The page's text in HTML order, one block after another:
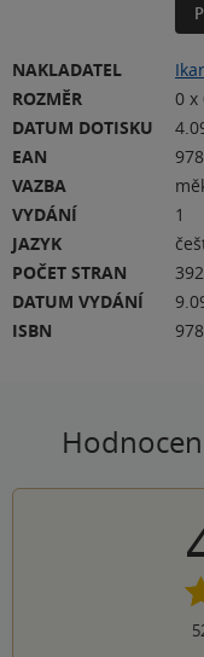
NAKLADATEL
Ikar
ROZMĚR
0 x
DATUM DOTISKU
EAN
VAZBA
VYDÁNÍ
1
JAZYK
POČET STRAN
392
DATUM VYDÁNÍ
ISBN